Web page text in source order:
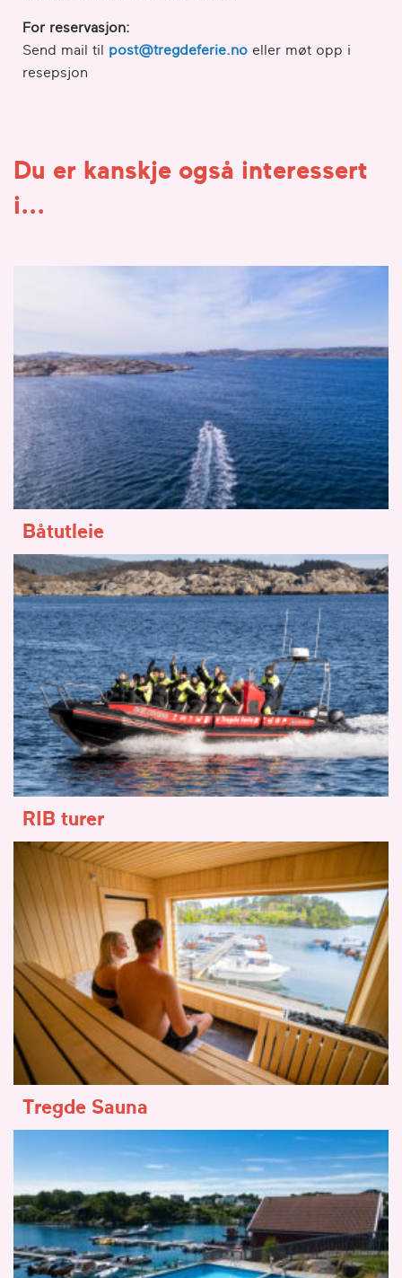
For reservasjon:
Send mail til post@tregdeferie.no eller møt opp i
resepsjon
Du er kanskje også interessert
i...
Båtutleie
RIB turer
Tregde Sauna